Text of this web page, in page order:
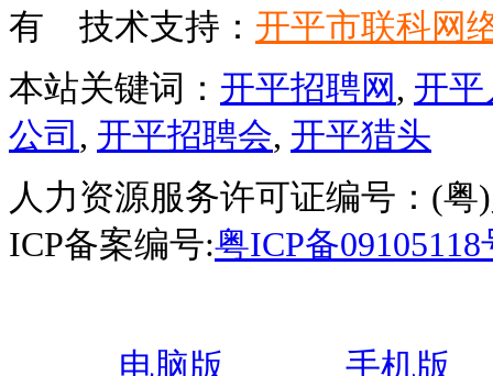
有 技术支持： 开平市联科网
本站关键词： 开平招聘网 , 开
公司 , 开平招聘会, 开平猎头
人力资源服务许可证编号：(
ICP备案编号:粤ICP备09105118
电脑版 手机版